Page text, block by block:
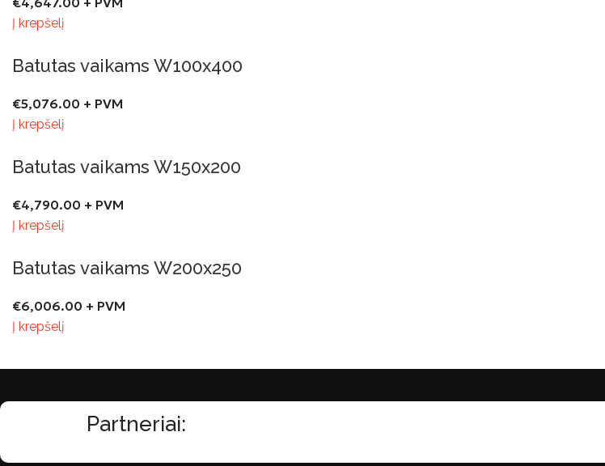
Į krepšelį
Batutas vaikams W100x400
€5,076.00 + PVM
Į krepšelį
Batutas vaikams W150x200
€4,790.00 + PVM
Į krepšelį
Batutas vaikams W200x250
€6,006.00 + PVM
Į krepšelį
Partneriai: